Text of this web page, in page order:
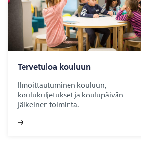
Ter­ve­tu­loa kou­luun
Ilmoittautuminen kouluun,
koulukuljetukset ja koulupäivän
jälkeinen toiminta.